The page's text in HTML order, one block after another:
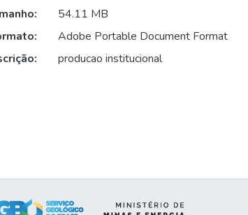
54.11 MB
Adobe Portable Document Format
producao institucional